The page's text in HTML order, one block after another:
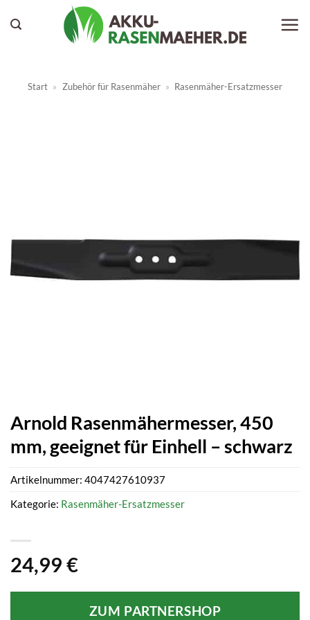
Inhalt
Start » Zubehör für Rasenmäher » Rasenmäher-Ersatzmesser
Arnold Rasenmähermesser, 450
mm, geeignet für Einhell – schwarz
24,99 €
ZUM PARTNERSHOP
Artikelnummer: 4047427610937
Kategorie: Rasenmäher-Ersatzmesser